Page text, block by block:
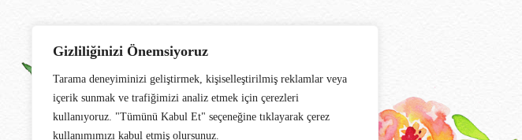
Gizliliğinizi Önemsiyoruz
Tarama deneyiminizi geliştirmek, kişiselleştirilmiş reklamlar veya
içerik sunmak ve trafiğimizi analiz etmek için çerezleri
kullanıyoruz. "Tümünü Kabul Et" seçeneğine tıklayarak çerez
kullanımımızı kabul etmiş olursunuz.